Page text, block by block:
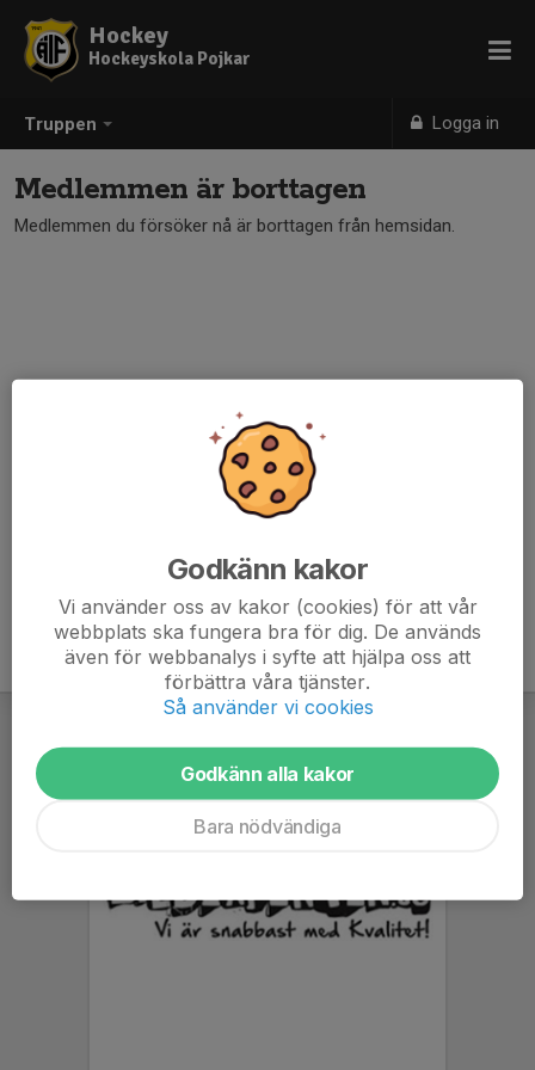
Truppen Logga in
Hockey
Hockeyskola Pojkar
Medlemmen är borttagen
Medlemmen du försöker nå är borttagen från hemsidan.
Godkänn kakor
Vi använder oss av kakor (cookies) för att vår
webbplats ska fungera bra för dig. De används
även för webbanalys i syfte att hjälpa oss att
förbättra våra tjänster.
Så använder vi cookies
Godkänn alla kakor
Bara nödvändiga